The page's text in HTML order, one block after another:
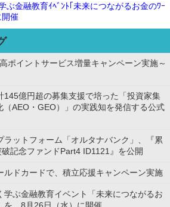
ぶ金融教育ｲﾍﾞﾝﾄ｢未来につながるお金のﾜｰ
開催
ポイントサービス増量キャンペーン実施～
145億円超の募集支援で培った「投資家集
（AEO・GEO）」の実践知を発信する公式
ラットフォーム「オルタナバンク」、『累
記念ファンドPart4 ID1121』を公開
ルドカードで、積立応援キャンペーン実施
学ぶ金融教育イベント「未来につながるお